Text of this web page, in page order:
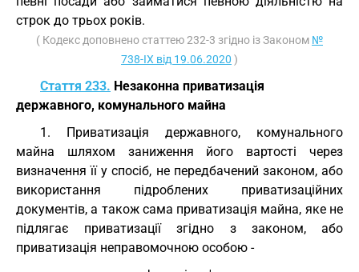
строк до трьох років.
( Кодекс доповнено статтею 232-3 згідно із Законом №
738-IX від 19.06.2020 )
Стаття 233. Незаконна приватизація
державного, комунального майна
1. Приватизація державного, комунального
майна шляхом заниження його вартості через
визначення її у спосіб, не передбачений законом, або
використання підроблених приватизаційних
документів, а також сама приватизація майна, яке не
підлягає приватизації згідно з законом, або
приватизація неправомочною особою -